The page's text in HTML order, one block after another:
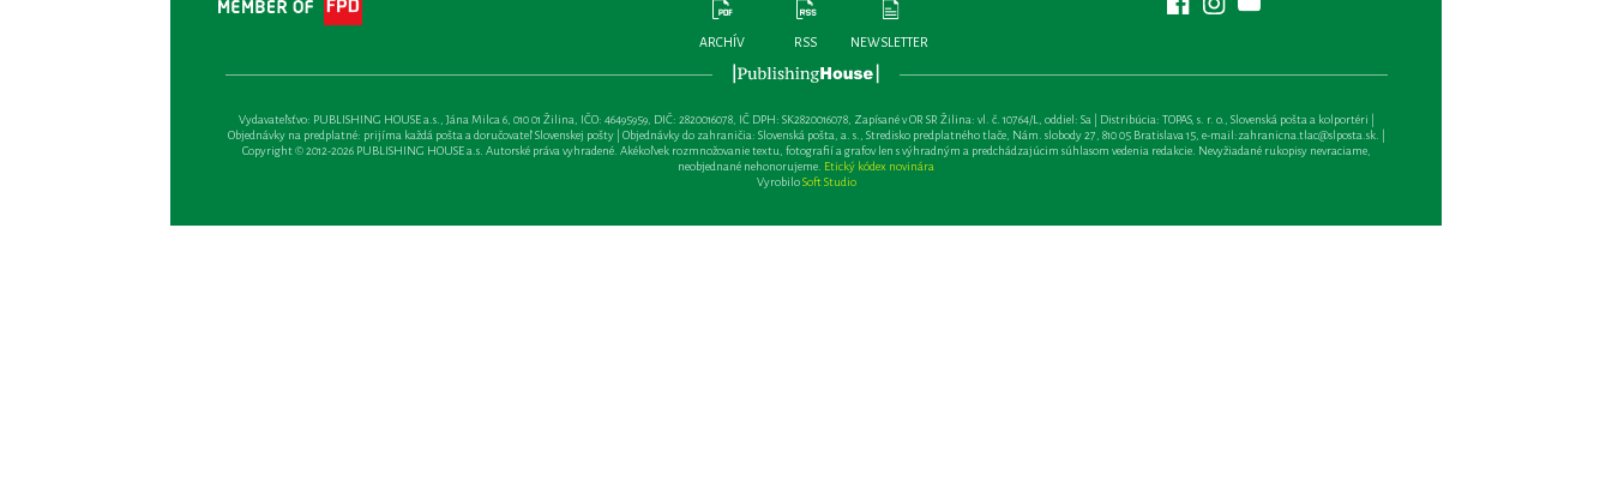
ARCHÍV RSS NEWSLETTER
Vydavateľsťvo: PUBLISHING HOUSE a.s., Jána Milca 6, 010 01 Žilina, IČO: 46495959, DIČ: 2820016078, IČ DPH: SK2820016078, Zapísané v OR SR Žilina: vl. č. 10764/L, oddiel: Sa | Distribúcia: TOPAS, s. r. o., Slovenská pošta a kolportéri |
Objednávky na predplatné: prijíma každá pošta a doručovateľ Slovenskej pošty | Objednávky do zahraničia: Slovenská pošta, a. s., Stredisko predplatného tlače, Nám. slobody 27, 810 05 Bratislava 15, e-mail:zahranicna.tlac@slposta.sk. |
Copyright © 2012-2026 PUBLISHING HOUSE a.s. Autorské práva vyhradené. Akékoľvek rozmnožovanie textu, fotografií a grafov len s výhradným a predchádzajúcim súhlasom vedenia redakcie. Nevyžiadané rukopisy nevraciame,
neobjednané nehonorujeme. Etický kódex novinára
VyrobiloSoft Studio